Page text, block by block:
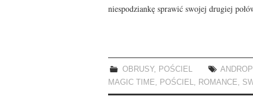
niespodziankę sprawić swojej drugiej
OBRUSY, POŚCIEL
MAGIC TIME
POŚCIEL ROMANCE